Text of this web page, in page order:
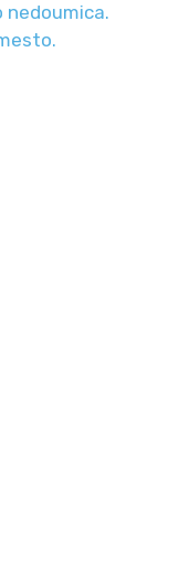
nedoumica.